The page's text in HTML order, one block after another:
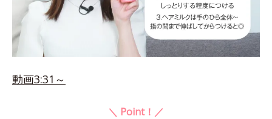
動画3:31～
＼ Point！／